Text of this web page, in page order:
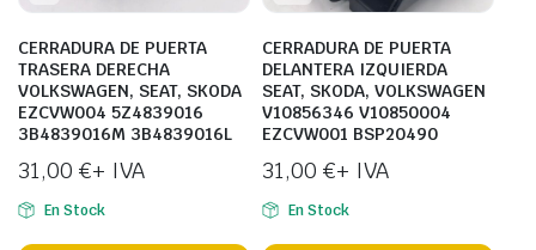
CERRADURA DE PUERTA
TRASERA DERECHA
VOLKSWAGEN, SEAT, SKODA
EZCVW004 5Z4839016
3B4839016M 3B4839016L
31,00 €+ IVA
En Stock
CERRADURA DE PUERTA
DELANTERA IZQUIERDA
SEAT, SKODA, VOLKSWAGEN
V10856346 V10850004
EZCVW001 BSP20490
31,00 €+ IVA
En Stock